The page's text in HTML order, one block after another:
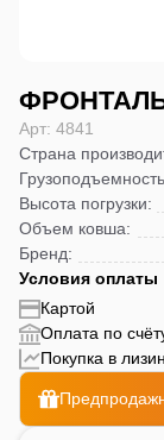
Арт: 4841
Страна
Грузоподъемность
Высота погрузки:
Объем ковша:
Бренд:
Условия оплаты
Картой
Оплата по
Покупка в